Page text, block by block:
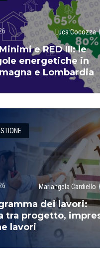
Luca Cocozza
e RED III: le
energetiche in
e Lombardia
Mariangela Cardiello
dei lavori:
tra progetto,
lavori